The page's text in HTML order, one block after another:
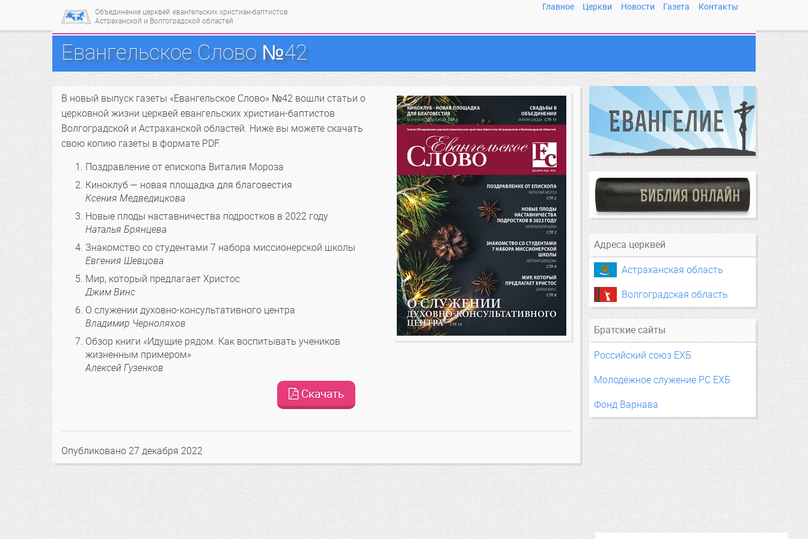
Объединение церквей евангельских христиан-баптистов
Астраханской и Волгоградской областей
Главное Церкви Новости Газета Контакты
Евангельское Слово №42
В новый выпуск газеты «Евангельское Слово» №42 вошли статьи о
церковной жизни церквей евангельских христиан-баптистов
Волгоградской и Астраханской областей. Ниже вы можете скачать
свою копию газеты в формате PDF.
Поздравление от епископа Виталия Мороза
Киноклуб — новая площадка для благовестия
Ксения Медведицкова
Новые плоды наставничества подростков в 2022 году
Наталья Брянцева
Знакомство со студентами 7 набора миссионерской школы
Евгения Шевцова
Мир, который предлагает Христос
Джим Винс
О служении духовно-консультативного центра
Владимир Черноляхов
Обзор книги «Идущие рядом. Как воспитывать учеников
жизненным примером»
Алексей Гузенков
Скачать
Опубликовано 27 декабря 2022
Адреса церквей
Астраханская область
Волгоградская область
Братские сайты
Российский союз ЕХБ
Молодёжное служение РС ЕХБ
Фонд Варнава